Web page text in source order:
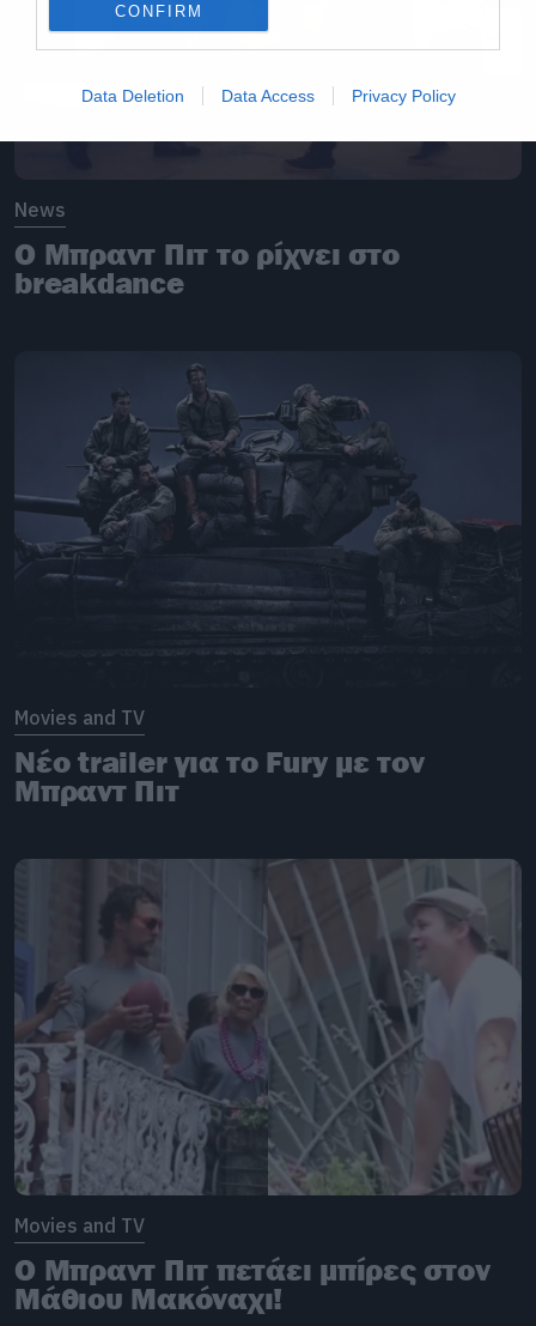
CONFIRM
Data Deletion Data Access Privacy Policy
News
Ο Μπραντ Πιτ το ρίχνει στο
breakdance
Movies and TV
Νέο trailer για το Fury με τον
Μπραντ Πιτ
Movies and TV
Ο Μπραντ Πιτ πετάει μπίρες στον
Μάθιου Μακόναχι!